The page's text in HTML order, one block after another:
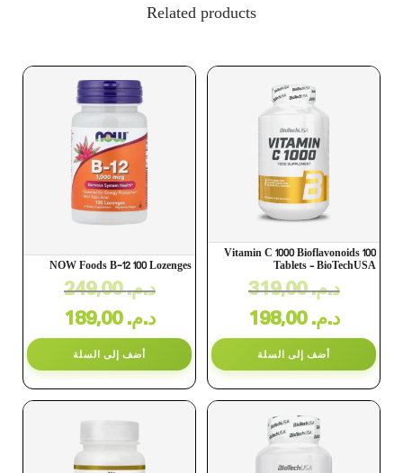
Related products
NOW Foods B-12 100 Lozenges
د.م.249,00
د.م. 189,00
أضف إلى السلة
Vitamin C 1000 Bioflavonoids 100
Tablets – BioTechUSA
د.م.319,00
د.م. 198,00
أضف إلى السلة